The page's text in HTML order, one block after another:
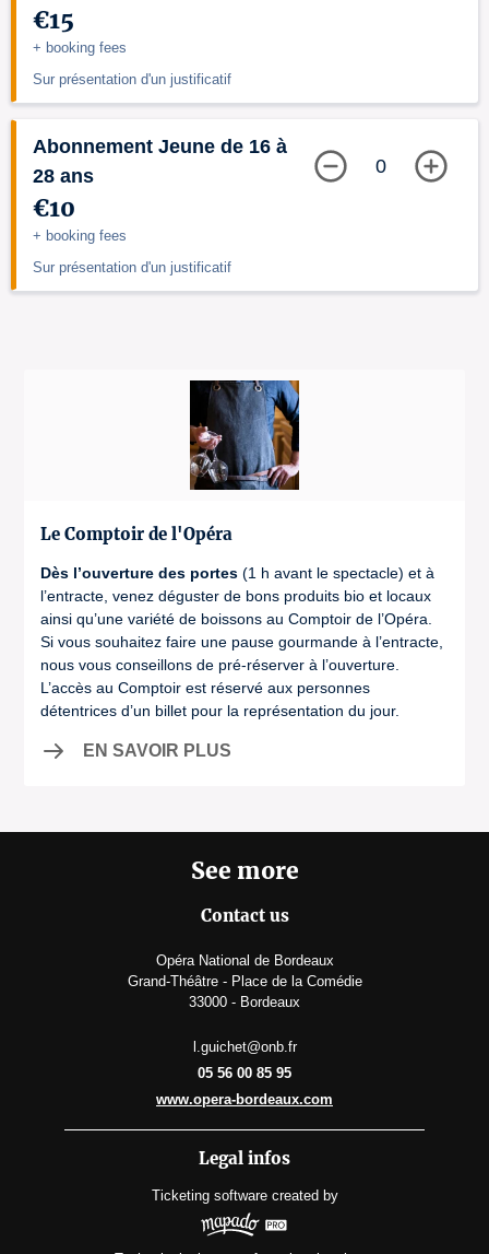
€15
+ booking fees
Sur présentation d'un justificatif
Abonnement Jeune de 16 à
28 ans
€10
+ booking fees
Sur présentation d'un justificatif
0
Le Comptoir de l'Opéra
Dès l’ouverture des portes (1 h avant le spectacle) et à
l’entracte, venez déguster de bons produits bio et locaux
ainsi qu’une variété de boissons au Comptoir de l’Opéra.
Si vous souhaitez faire une pause gourmande à l’entracte,
nous vous conseillons de pré-réserver à l’ouverture.
L’accès au Comptoir est réservé aux personnes
détentrices d’un billet pour la représentation du jour.
EN SAVOIR PLUS
See more
Contact us
Opéra National de Bordeaux
Grand-Théâtre - Place de la Comédie
33000 - Bordeaux
l.guichet@onb.fr
05 56 00 85 95
www.opera-bordeaux.com
Legal infos
Ticketing software created by